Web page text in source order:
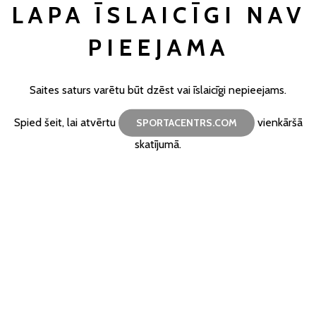
LAPA ĪSLAICĪGI NAV
PIEEJAMA
Saites saturs varētu būt dzēst vai īslaicīgi nepieejams.
Spied šeit, lai atvērtu SPORTACENTRS.COM
vienkāršā
skatījumā.